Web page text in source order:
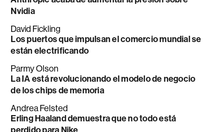
Nvidia
David Fickling
Los puertos que impulsan el comercio mundial se
están electrificando
Parmy Olson
La IA está revolucionando el modelo de negocio
de los chips de memoria
Andrea Felsted
Erling Haaland demuestra que no todo está